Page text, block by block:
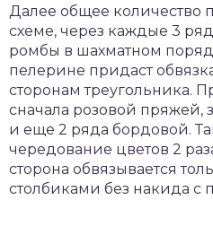
Далее общее количество
схеме, через каждые 3
ромбы в шахматном
пелерине придаст
сторонам треугольника.
сначала розовой пряжей,
и еще 2 ряда бордовой.
чередование цветов 2
сторона обвязывается
столбиками без накида с